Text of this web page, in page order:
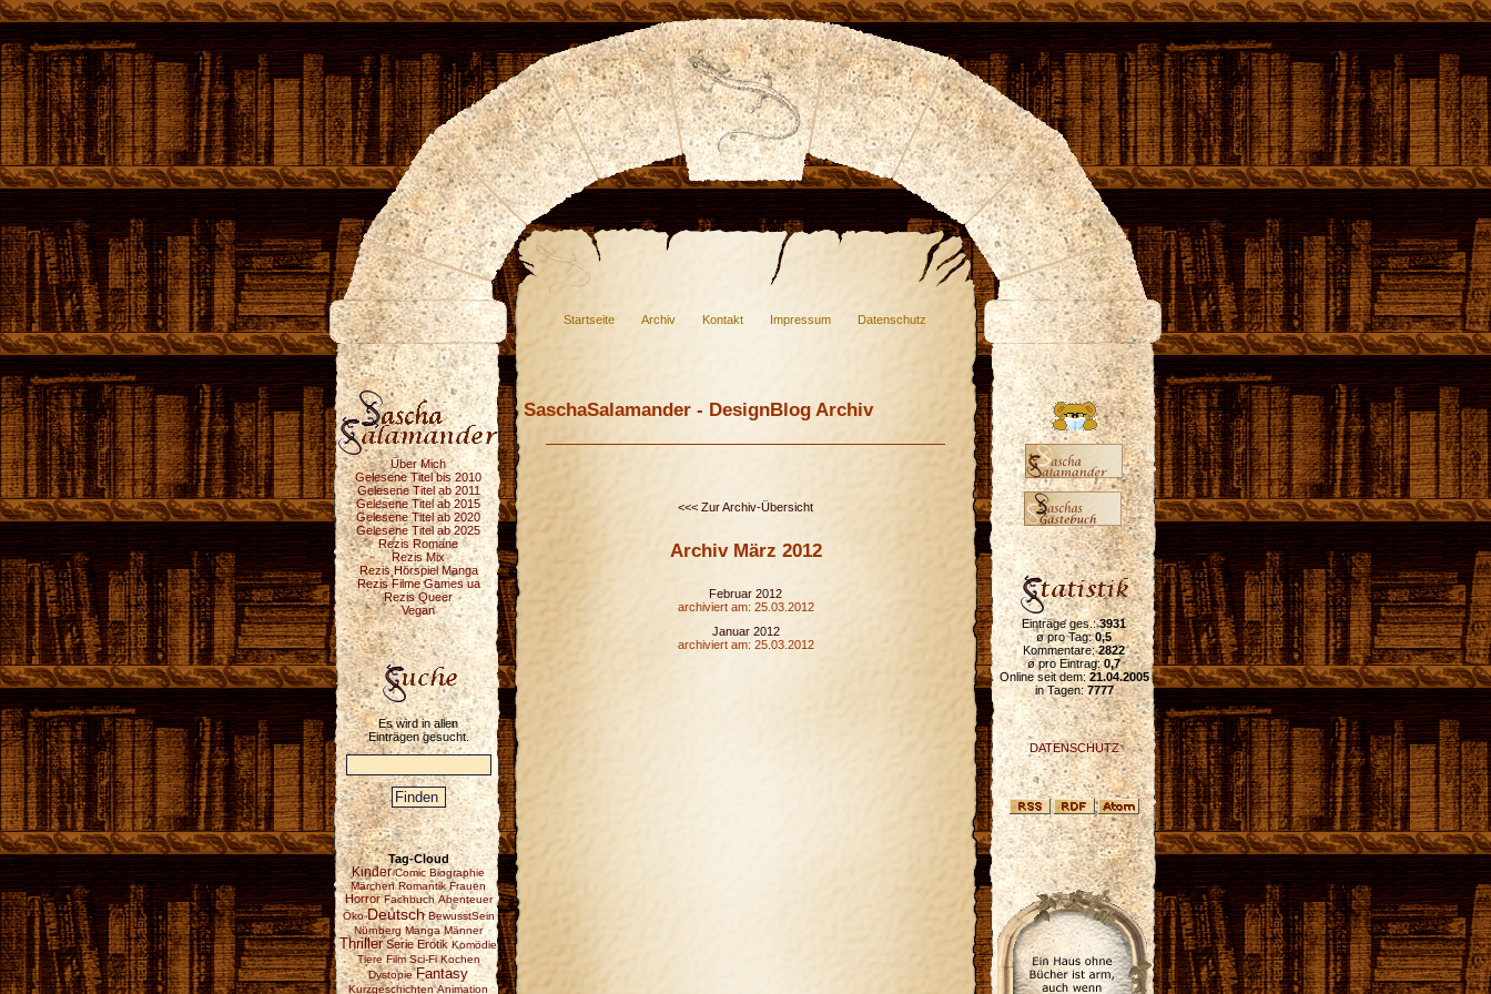
Startseite Archiv Kontakt Impressum Datenschutz
Über Mich
Gelesene Titel bis 2010
Gelesene Titel ab 2011
Gelesene Titel ab 2015
Gelesene Titel ab 2020
Gelesene Titel ab 2025
Rezis Romane
Rezis Mix
Rezis Hörspiel Manga
Rezis Filme Games ua
Rezis Queer
Vegan
Es wird in allen
Einträgen gesucht.
Tag-Cloud
Kinder Comic Biographie
Märchen Romantik Frauen
Horror Fachbuch Abenteuer
Öko Deutsch BewusstSein
Nürnberg Manga Männer
Thriller Serie Erotik Komödie
Tiere Film Sci-Fi Kochen
Dystopie Fantasy
Kurzgeschichten Animation
SaschaSalamander - DesignBlog Archiv
<<< Zur Archiv-Übersicht
Archiv März 2012
Februar 2012
archiviert am: 25.03.2012
Januar 2012
archiviert am: 25.03.2012
Einträge ges.:3931
ø pro Tag:0,5
Kommentare:2822
ø pro Eintrag:0,7
Online seit dem:21.04.2005
in Tagen:7777
DATENSCHUTZ